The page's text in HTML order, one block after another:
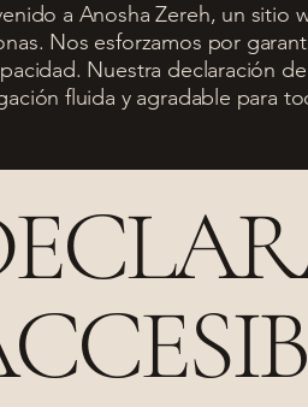
a Anosha Zereh, un sitio
Nos esforzamos por
Nuestra declaración
fluida y agradable para